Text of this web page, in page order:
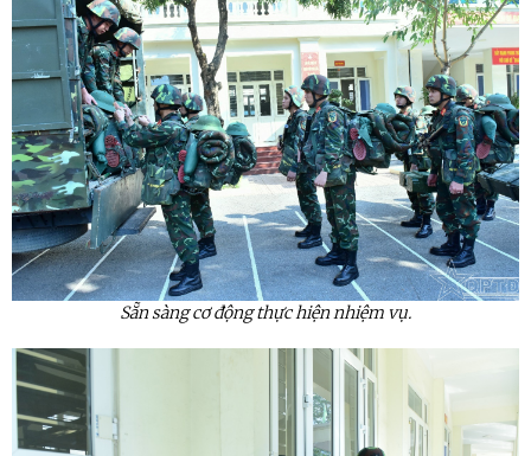
Sẵn sàng cơ động thực hiện nhiệm vụ.